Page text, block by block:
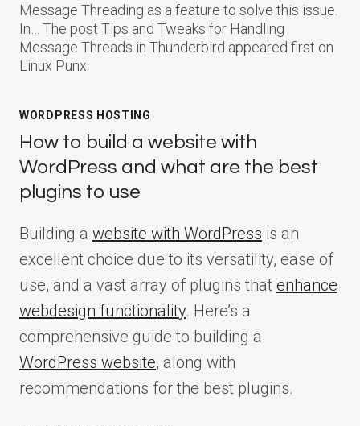
Message Threading as a feature to solve this issue.
In… The post Tips and Tweaks for Handling
Message Threads in Thunderbird appeared first on
Linux Punx.
WORDPRESS HOSTING
How to build a website with
WordPress and what are the best
plugins to use
Building a website with WordPress is an
excellent choice due to its versatility, ease of
use, and a vast array of plugins that enhance
webdesign functionality. Here’s a
comprehensive guide to building a
WordPress website, along with
recommendations for the best plugins.